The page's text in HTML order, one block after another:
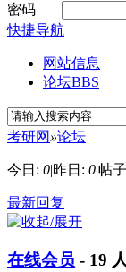
密码
快捷导航
网站信息
论坛BBS
考研网 »论坛
今日: 0|昨日: 0|帖
最新回复
在线会员 - 19